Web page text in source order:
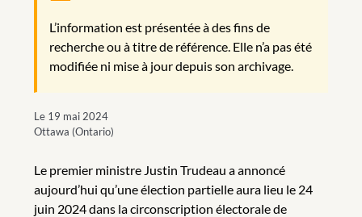
L’information est présentée à des fins de
recherche ou à titre de référence. Elle n’a pas été
modifiée ni mise à jour depuis son archivage.
Le 19 mai 2024
Ottawa (Ontario)
Le premier ministre Justin Trudeau a annoncé
aujourd’hui qu’une élection partielle aura lieu le 24
juin 2024 dans la circonscription électorale de